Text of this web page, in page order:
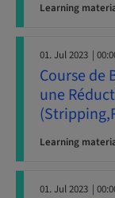
Learning
01. Jul 2023 |
Course de
une
Learning
01. Jul 2023 |